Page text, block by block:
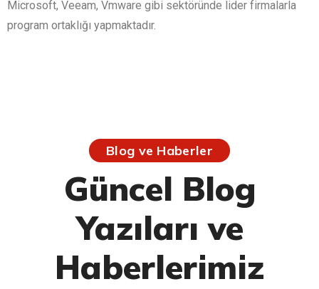
Microsoft, Veeam, Vmware gibi sektöründe lider firmalarla
program ortaklığı yapmaktadır.
Blog ve Haberler
Güncel Blog
Yazıları ve
Haberlerimiz